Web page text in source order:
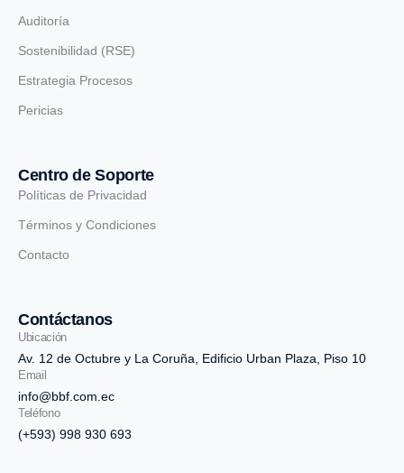
Auditoría
Sostenibilidad (RSE)
Estrategia Procesos
Pericias
Centro de Soporte
Políticas de Privacidad
Términos y Condiciones
Contacto
Contáctanos
Ubicación
Av. 12 de Octubre y La Coruña, Edificio Urban Plaza, Piso 10
Email
info@bbf.com.ec
Teléfono
(+593) 998 930 693